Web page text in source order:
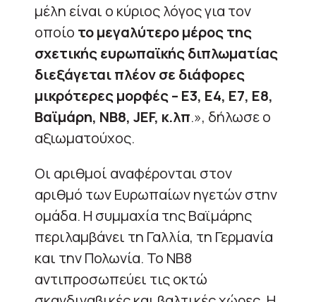
μέλη είναι ο κύριος λόγος για τον
οποίο το μεγαλύτερο μέρος της
σχετικής ευρωπαϊκής διπλωματίας
διεξάγεται πλέον σε διάφορες
μικρότερες μορφές – E3, E4, E7, E8,
Βαϊμάρη, NB8, JEF, κ.λπ.», δήλωσε ο
αξιωματούχος.
Οι αριθμοί αναφέρονται στον
αριθμό των Ευρωπαίων ηγετών στην
ομάδα. Η συμμαχία της Βαϊμάρης
περιλαμβάνει τη Γαλλία, τη Γερμανία
και την Πολωνία. Το NB8
αντιπροσωπεύει τις οκτώ